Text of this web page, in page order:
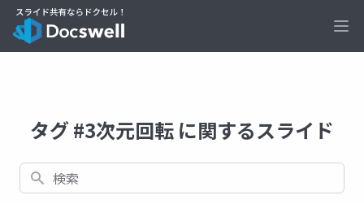
タグ #3次元回転 に関するスライド
検索